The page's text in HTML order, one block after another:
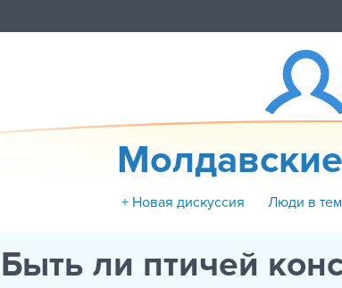
+ Новая дискуссия Люди в
Быть ли птичей